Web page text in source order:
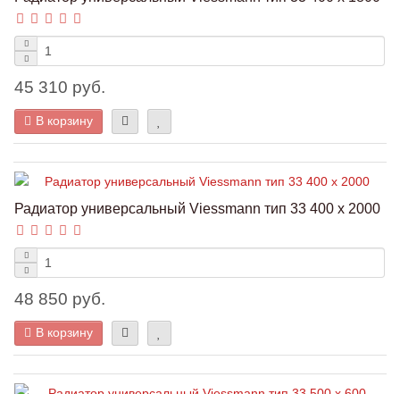
45 310 руб.
В корзину
Радиатор универсальный Viessmann тип 33 400 x 2000
48 850 руб.
В корзину